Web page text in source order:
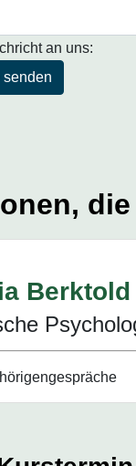
an uns:
senden
Berktold